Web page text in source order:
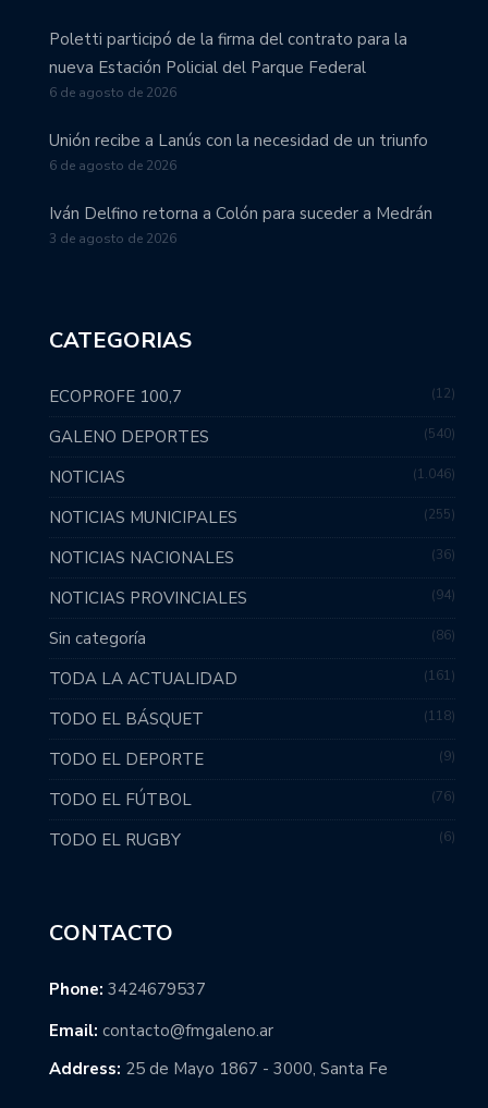
Poletti participó de la firma del contrato para la
nueva Estación Policial del Parque Federal
6 de agosto de 2026
Unión recibe a Lanús con la necesidad de un triunfo
6 de agosto de 2026
Iván Delfino retorna a Colón para suceder a Medrán
3 de agosto de 2026
CATEGORIAS
ECOPROFE 100,7 12
GALENO DEPORTES 540
NOTICIAS 1.046
NOTICIAS MUNICIPALES 255
NOTICIAS NACIONALES 36
NOTICIAS PROVINCIALES 94
Sin categoría 86
TODA LA ACTUALIDAD 161
TODO EL BÁSQUET 118
TODO EL DEPORTE 9
TODO EL FÚTBOL 76
TODO EL RUGBY 6
CONTACTO
Phone: 3424679537
Email: contacto@fmgaleno.ar
Address: 25 de Mayo 1867 - 3000, Santa Fe